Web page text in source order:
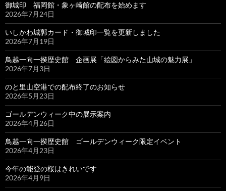
御城印 福岡館・象ヶ崎館の配布を始めます
2026年7月24日
いしかわ城郭カード・御城印一覧を更新しました
2026年7月19日
鳥越一向一揆歴史館 企画展「絵図からみた山城の魅力展」
2026年7月3日
のと里山空港での配布終了のお知らせ
2026年5月23日
ゴールデンウィーク中の展示案内
2026年4月26日
鳥越一向一揆歴史館 ゴールデンウィーク限定イベント
2026年4月23日
今年の能登の桜はきれいです
2026年4月9日